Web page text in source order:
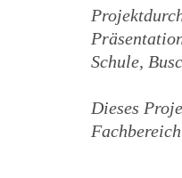
Schule,
Dieses